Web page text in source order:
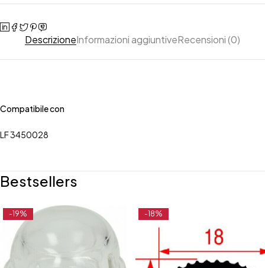
DescrizioneInformazioni aggiuntiveRecensioni (0)
Compatibile con
LF 3450028
Bestsellers
-19% -18%